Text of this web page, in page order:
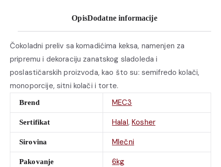
OpisDodatne informacije
Čokoladni preliv sa komadićima keksa, namenjen za
pripremu i dekoraciju zanatskog sladoleda i
poslastičarskih proizvoda, kao što su: semifredo kolači,
monoporcije, sitni kolači i torte.
Brend MEC3
Sertifikat Halal,Kosher
Sirovina Mlečni
Pakovanje 6kg